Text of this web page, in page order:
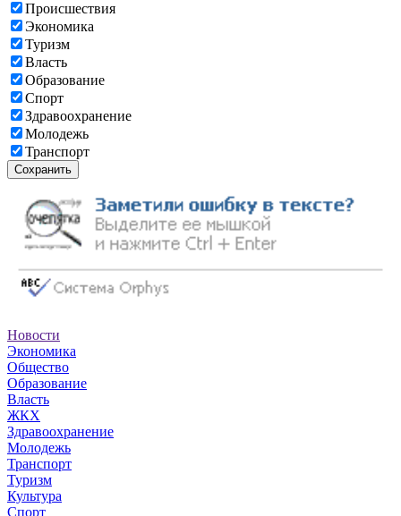
Происшествия
Экономика
Туризм
Власть
Образование
Спорт
Здравоохранение
Молодежь
Транспорт
Сохранить
Новости
Экономика
Общество
Образование
Власть
ЖКХ
Здравоохранение
Молодежь
Транспорт
Туризм
Культура
Спорт